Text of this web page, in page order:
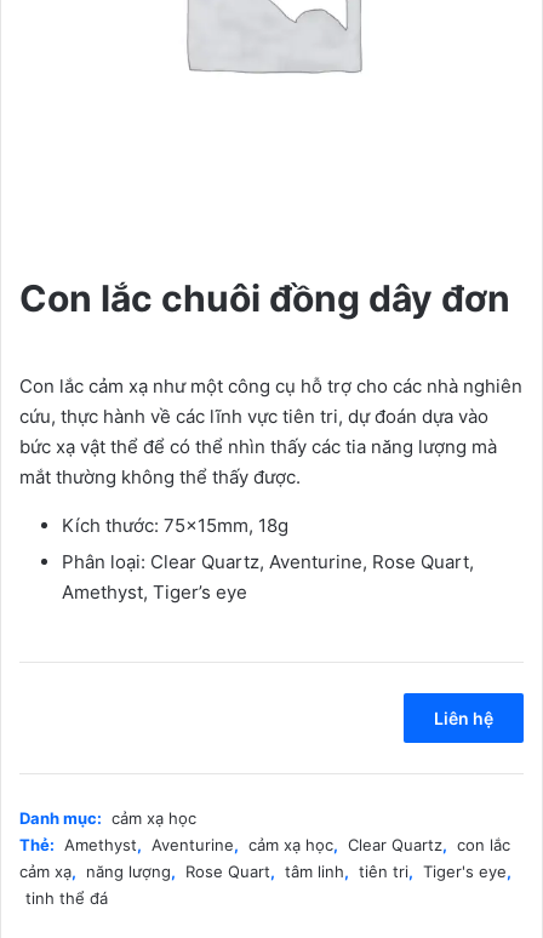
Con lắc chuôi đồng dây đơn
Con lắc cảm xạ như một công cụ hỗ trợ cho các nhà nghiên
cứu, thực hành về các lĩnh vực tiên tri, dự đoán dựa vào
bức xạ vật thể để có thể nhìn thấy các tia năng lượng mà
mắt thường không thể thấy được.
Kích thước: 75x15mm, 18g
Phân loại: Clear Quartz, Aventurine, Rose Quart,
Amethyst, Tiger’s eye
Liên hệ
Danh mục: cảm xạ học
Thẻ: Amethyst, Aventurine, cảm xạ học, Clear Quartz, con lắc
cảm xạ, năng lượng, Rose Quart, tâm linh, tiên tri, Tiger's eye,
tinh thể đá